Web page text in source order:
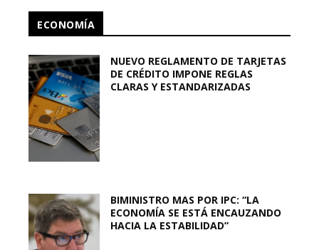
ECONOMÍA
NUEVO REGLAMENTO DE TARJETAS
DE CRÉDITO IMPONE REGLAS
CLARAS Y ESTANDARIZADAS
BIMINISTRO MAS POR IPC: “LA
ECONOMÍA SE ESTÁ ENCAUZANDO
HACIA LA ESTABILIDAD”